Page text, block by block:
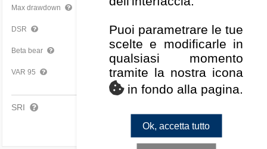
Max drawdown -28,46 %
DSR 14,96 % Medio
Beta bear 0,99 Scarso
VAR 95 -4,19 % Medio
SRI
Puoi parametrare le tue
scelte e modificarle in
qualsiasi momento
tramite la nostra icona
in fondo alla pagina.
Ok, accetta tutto